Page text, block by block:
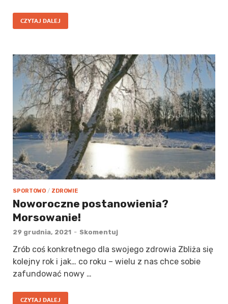
CZYTAJ DALEJ
SPORTOWO / ZDROWIE
Noworoczne postanowienia?
Morsowanie!
29 grudnia, 2021 - Skomentuj
Zrób coś konkretnego dla swojego zdrowia Zbliża się
kolejny rok i jak… co roku – wielu z nas chce sobie
zafundować nowy …
CZYTAJ DALEJ